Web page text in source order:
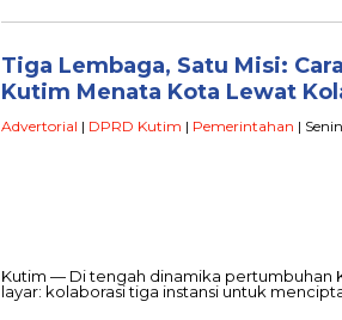
Tiga Lembaga, Satu Misi:
Kutim Menata Kota Lewat
Advertorial | DPRD Kutim | Pemerintahan |
Kutim — Di tengah dinamika pertumbuhan
layar: kolaborasi tiga instansi untuk